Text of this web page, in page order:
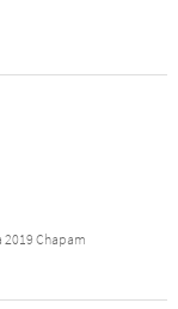
2019 Chapam